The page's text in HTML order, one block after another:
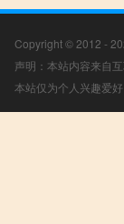
Copyright © 2012 -
声明：本站内容来自
本站仅为个人兴趣爱